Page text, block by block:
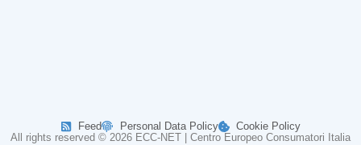
All rights reserved © 2026 ECC-NET | Centro Europeo Consumatori Italia
Feed Personal Data Policy Cookie Policy